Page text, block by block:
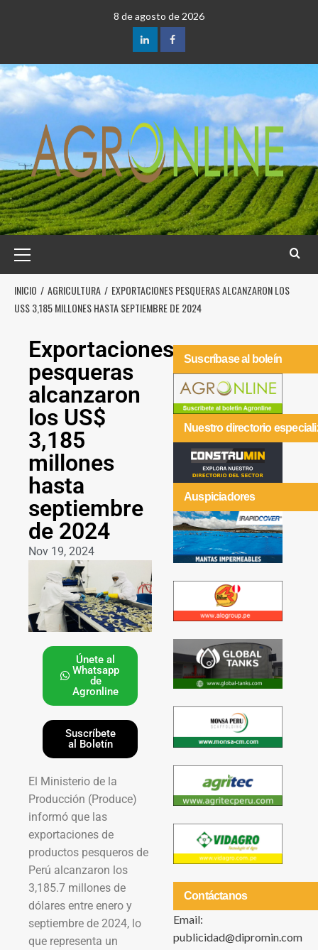
8 de agosto de 2026
INICIO AGRICULTURA
EXPORTACIONES PESQUERAS ALCANZARON LOS
US$ 3,185 MILLONES HASTA SEPTIEMBRE DE 2024
Exportaciones
pesqueras
alcanzaron
los US$
3,185
millones
hasta
septiembre
de 2024
Nov 19, 2024
Únete al
Whatsapp
de
Agronline
Suscríbete
al Boletín
El Ministerio de la
Producción (Produce)
informó que las
exportaciones de
productos pesqueros de
Perú alcanzaron los
3,185.7 millones de
dólares entre enero y
septiembre de 2024, lo
que representa un
Suscríbase al boleín
Nuestro directorio
Auspiciadores
Contáctanos
Email:
publicidad@dipromin.com